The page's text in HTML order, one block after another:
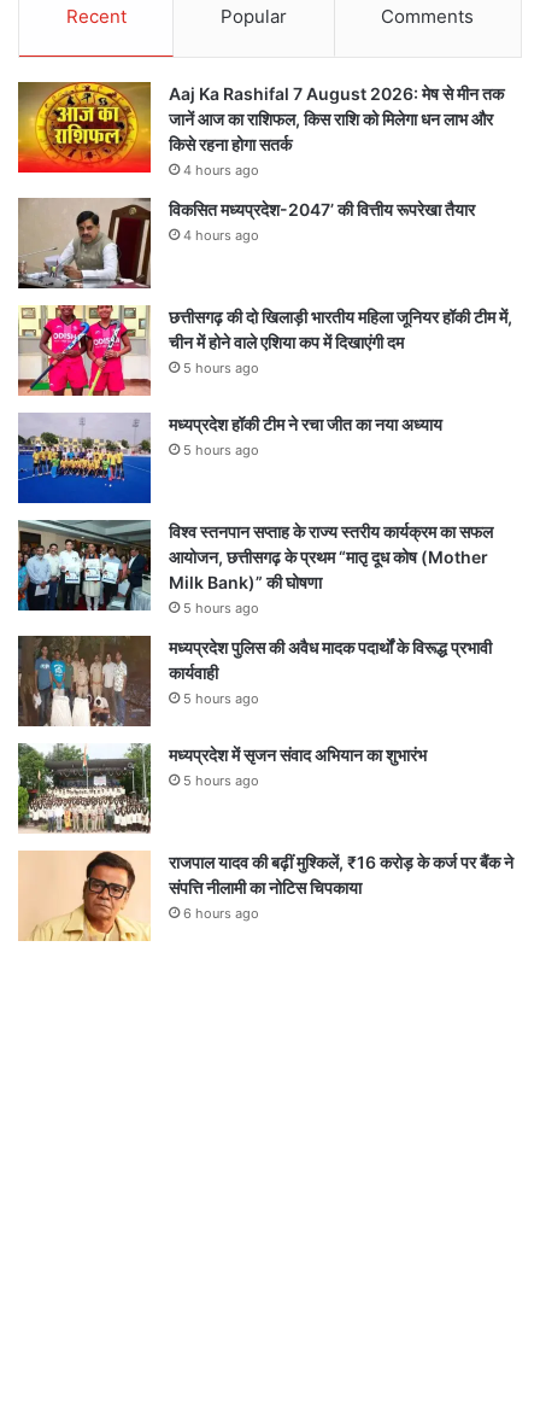
Recent Popular Comments
Aaj Ka Rashifal 7 August 2026: मेष से मीन तक
जानें आज का राशिफल, किस राशि को मिलेगा धन लाभ और
किसे रहना होगा सतर्क
4 hours ago
विकसित मध्यप्रदेश-2047’ की वित्तीय रूपरेखा तैयार
4 hours ago
छत्तीसगढ़ की दो खिलाड़ी भारतीय महिला जूनियर हॉकी टीम में,
चीन में होने वाले एशिया कप में दिखाएंगी दम
5 hours ago
मध्यप्रदेश हॉकी टीम ने रचा जीत का नया अध्याय
5 hours ago
विश्व स्तनपान सप्ताह के राज्य स्तरीय कार्यक्रम का सफल
आयोजन, छत्तीसगढ़ के प्रथम “मातृ दूध कोष (Mother
Milk Bank)” की घोषणा
5 hours ago
मध्यप्रदेश पुलिस की अवैध मादक पदार्थों के विरूद्ध प्रभावी
कार्यवाही
5 hours ago
मध्यप्रदेश में सृजन संवाद अभियान का शुभारंभ
5 hours ago
राजपाल यादव की बढ़ीं मुश्किलें, ₹16 करोड़ के कर्ज पर बैंक ने
संपत्ति नीलामी का नोटिस चिपकाया
6 hours ago